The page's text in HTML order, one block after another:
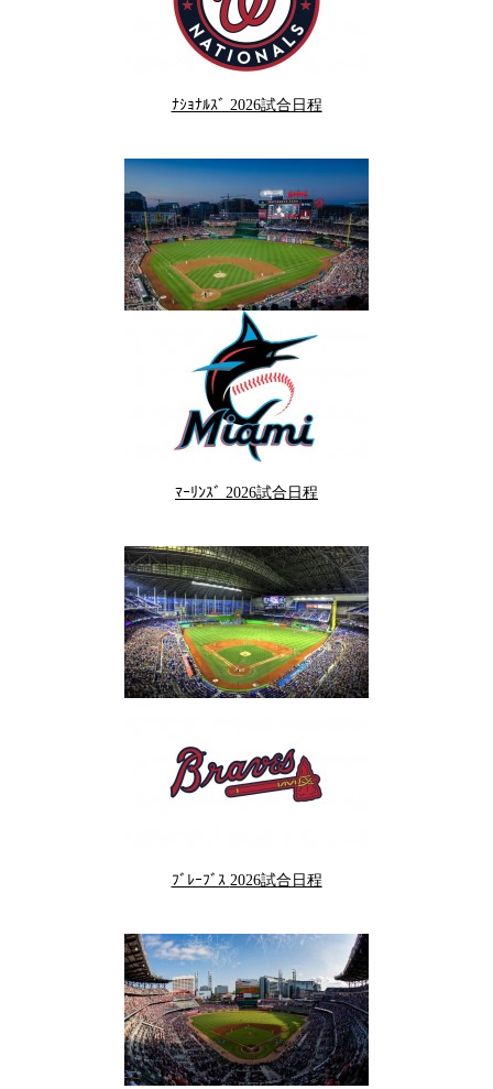
ﾅｼｮﾅﾙｽﾞ 2026試合日程
ﾏｰﾘﾝｽﾞ 2026試合日程
ﾌﾞﾚｰﾌﾞｽ 2026試合日程